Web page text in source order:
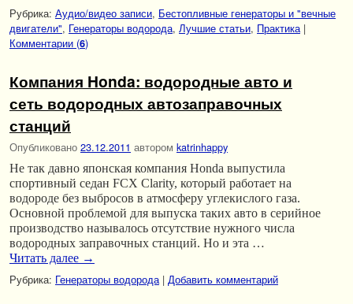
Рубрика: Аудио/видео записи, Бестопливные генераторы и "вечные
двигатели", Генераторы водорода, Лучшие статьи, Практика |
Комментарии (6)
Компания Honda: водородные авто и
сеть водородных автозаправочных
станций
Опубликовано 23.12.2011 автором katrinhappy
Не так давно японская компания Honda выпустила
спортивный седан FCX Clarity, который работает на
водороде без выбросов в атмосферу углекислого газа.
Основной проблемой для выпуска таких авто в серийное
производство называлось отсутствие нужного числа
водородных заправочных станций. Но и эта …
Читать далее →
Рубрика: Генераторы водорода | Добавить комментарий